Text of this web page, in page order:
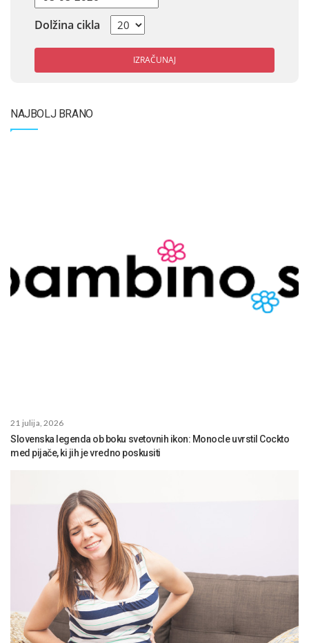
Dolžina cikla
IZRAČUNAJ
NAJBOLJ BRANO
21 julija, 2026
Slovenska legenda ob boku svetovnih ikon: Monocle uvrstil Cockto
med pijače, ki jih je vredno poskusiti